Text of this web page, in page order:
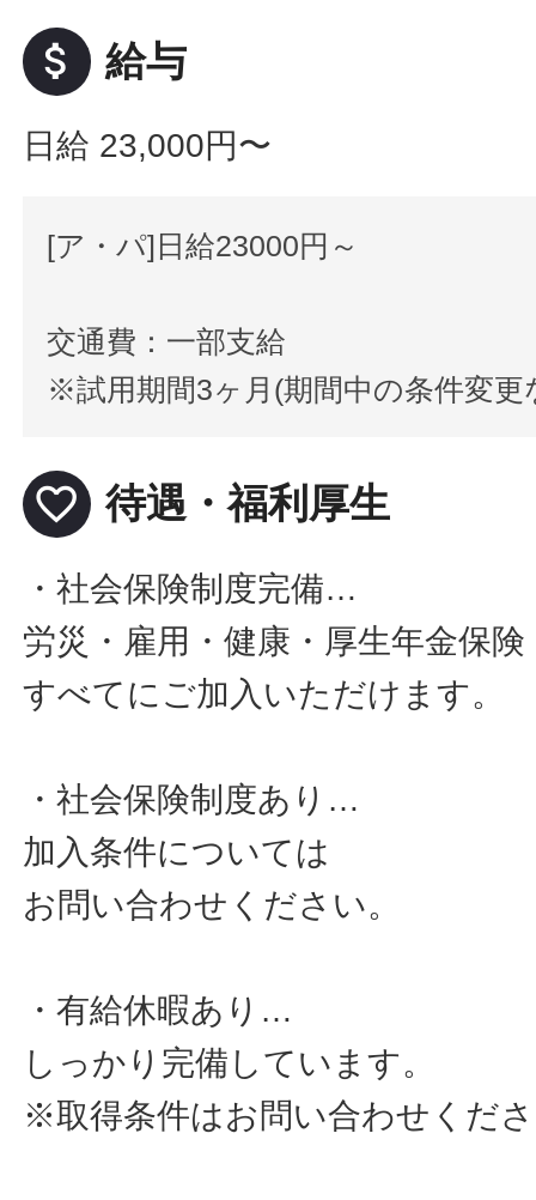
attach_money 給与
日給 23,000円〜
[ア・パ]日給23000円～
交通費：一部支給
※試用期間3ヶ月(期間中の条件変更
favorite_border 待遇・福利厚生
・社会保険制度完備…
労災・雇用・健康・厚生年金保険
すべてにご加入いただけます。
・社会保険制度あり…
加入条件については
お問い合わせください。
・有給休暇あり…
しっかり完備しています。
※取得条件はお問い合わせくだ